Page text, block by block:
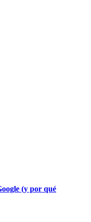
(y por qué